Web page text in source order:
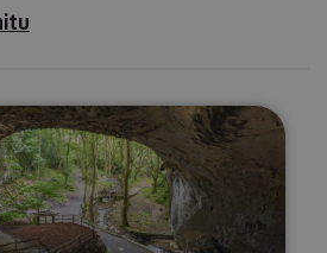
Baztan eta Urdazubiko eta